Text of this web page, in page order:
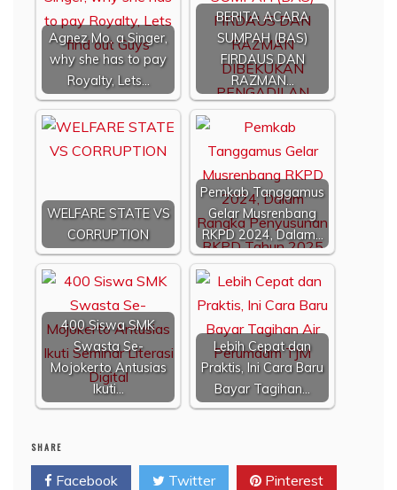
Agnez Mo, a Singer,
why she has to pay
Royalty, Lets…
BERITA ACARA
SUMPAH (BAS)
FIRDAUS DAN
RAZMAN…
WELFARE STATE VS
CORRUPTION
Pemkab Tanggamus
Gelar Musrenbang
RKPD 2024, Dalam…
400 Siswa SMK
Swasta Se-
Mojokerto Antusias
Ikuti…
Lebih Cepat dan
Praktis, Ini Cara Baru
Bayar Tagihan…
SHARE
Facebook Twitter Pinterest